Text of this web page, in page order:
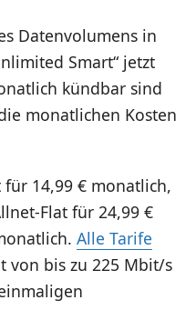
Datenvolumens in
Smart“ jetzt
kündbar sind
monatlichen Kosten
14,99 € monatlich,
Flat für 24,99 €
Alle Tarife
von bis zu 225 Mbit/s